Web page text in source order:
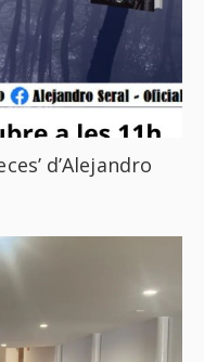
d’Alejandro